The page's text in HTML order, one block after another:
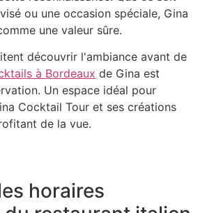
ou une occasion spéciale, Gina
une valeur sûre.
découvrir l'ambiance avant de
à Bordeaux de Gina est
Un espace idéal pour
Cocktail Tour et ses créations
de la vue.
horaires